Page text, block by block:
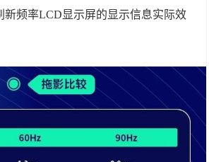
新频率LCD显示屏的显示信息实际效